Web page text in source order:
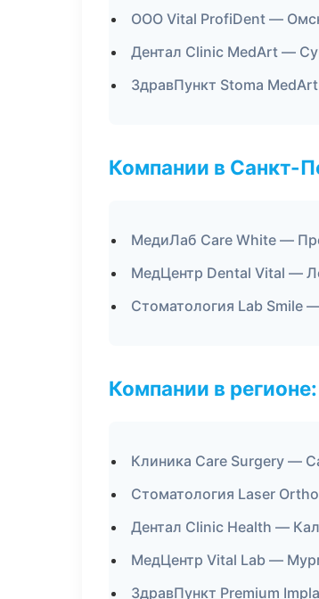
ООО Vital ProfiDent —
Дентал Clinic MedArt —
ЗдравПункт Stoma
Компании в Санкт-
МедиЛаб Care White —
МедЦентр Dental Vital —
Стоматология Lab Smile
Компании в
Клиника Care Surgery —
Стоматология Laser
Дентал Clinic Health —
МедЦентр Vital Lab —
ЗдравПункт Premium